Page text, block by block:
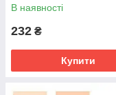
В наявності
232 ₴
Купити